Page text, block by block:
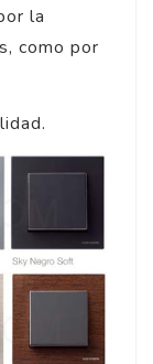
la
como por